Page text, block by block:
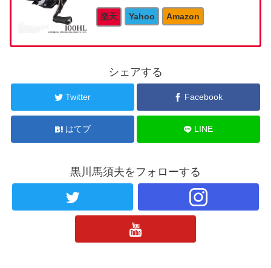
楽天 Yahoo Amazon
シェアする
Twitter Facebook
はてブ LINE
黒川馬須夫をフォローする